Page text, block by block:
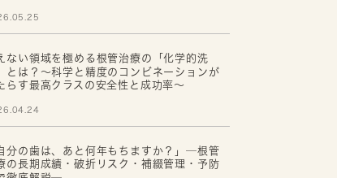
ない領域を極める根管治療の「化学的洗
とは？～科学と精度のコンビネーションが
らす最高クラスの安全性と成功率～
分の歯は、あと何年もちますか？」─根管
の長期成績・破折リスク・補綴管理・予防